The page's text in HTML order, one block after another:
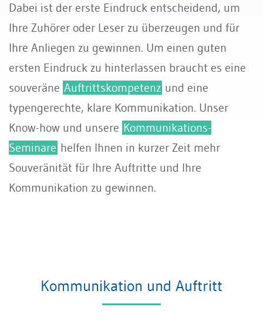
Dabei ist der erste Eindruck entscheidend, um
Ihre Zuhörer oder Leser zu überzeugen und für
Ihre Anliegen zu gewinnen. Um einen guten
ersten Eindruck zu hinterlassen braucht es eine
souveräne Auftrittskompetenz und eine
typengerechte, klare Kommunikation. Unser
Know-how und unsere Kommunikations-
Seminare helfen Ihnen in kurzer Zeit mehr
Souveränität für Ihre Auftritte und Ihre
Kommunikation zu gewinnen.
Kommunikation und Auftritt